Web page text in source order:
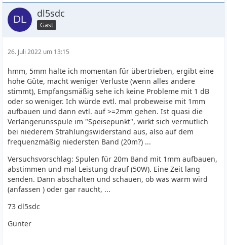
dl5sdc
Gast
26. Juli 2022 um 13:15
hmm, 5mm halte ich momentan für übertrieben, ergibt eine
hohe Güte, macht weniger Verluste (wenn alles andere
stimmt), Empfangsmäßig sehe ich keine Probleme mit 1 dB
oder so weniger. Ich würde evtl. mal probeweise mit 1mm
aufbauen und dann evtl. auf >=2mm gehen. Ist quasi die
Verlängerunsspule im "Speisepunkt", wirkt sich vermutlich
bei niederem Strahlungswiderstand aus, also auf dem
frequenzmäßig niedersten Band (20m?) ...
Versuchsvorschlag: Spulen für 20m Band mit 1mm aufbauen,
abstimmen und mal Leistung drauf (50W). Eine Zeit lang
senden. Dann abschalten und schauen, ob was warm wird
(anfassen ) oder gar raucht, ...
73 dl5sdc
Günter